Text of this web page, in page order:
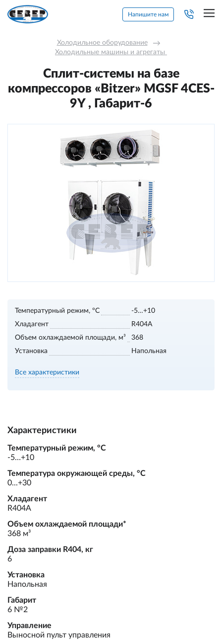
Напишите нам
Холодильное оборудование →
Холодильные машины и агрегаты
Сплит-системы на базе
компрессоров «Bitzer» MGSF 4CES-
9Y , Габарит-6
Температурный режим, °С
-5…+10
Хладагент
R404А
Объем охлаждаемой площади, м³
368
Установка
Напольная
Все характеристики
Характеристики
Температурный режим, °С
-5…+10
Температура окружающей среды, °С
0...+30
Хладагент
R404А
Объем охлаждаемой площади*
368 м³
Доза заправки R404, кг
6
Установка
Напольная
Габарит
6 №2
Управление
Выносной пульт управления